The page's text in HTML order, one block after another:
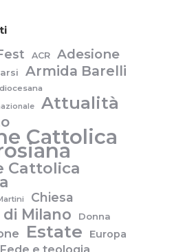
ACR Adesione
Armida Barelli
Attualità
Cattolica
Cattolica
Chiesa
di Milano Donna
Estate
Europa
Fede e teologia